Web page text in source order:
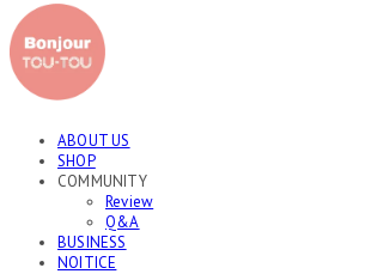
ABOUT US
SHOP
COMMUNITY
Review
Q&A
BUSINESS
NOITICE